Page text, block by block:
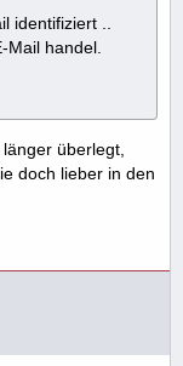
identifiziert ..
Mail handel.
überlegt,
doch lieber in den